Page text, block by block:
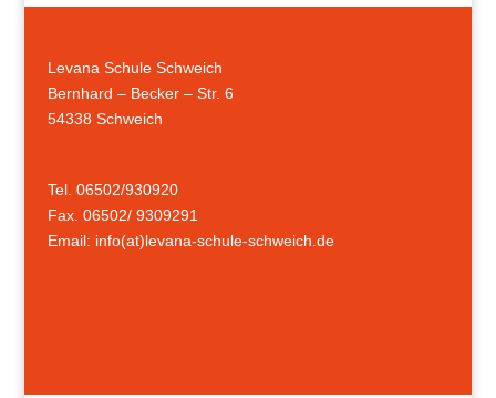
Levana Schule Schweich
Bernhard – Becker – Str. 6
54338 Schweich
Tel. 06502/930920
Fax. 06502/ 9309291
Email: info(at)levana-schule-schweich.de